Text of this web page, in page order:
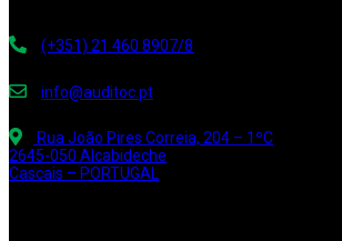
(+351) 21 460 8907/8
info@auditoc.pt
Rua João Pires Correia, 204 – 1ºC
2645-050 Alcabideche
Cascais – PORTUGAL